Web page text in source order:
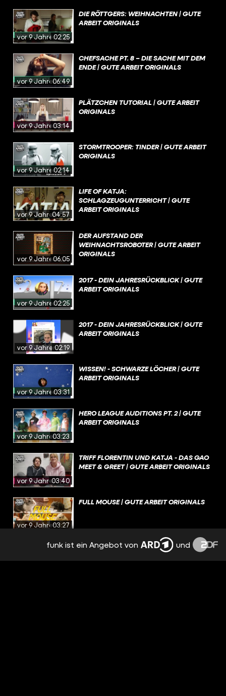
vor 9 Jahren02:25
DIE RÖTTGERS: WEIHNACHTEN | GUTE
ARBEIT ORIGINALS
vor 9 Jahren06:49
CHEFSACHE PT. 8 – DIE SACHE MIT DEM
ENDE | GUTE ARBEIT ORIGINALS
vor 9 Jahren03:14
PLÄTZCHEN TUTORIAL | GUTE ARBEIT
ORIGINALS
vor 9 Jahren02:14
STORMTROOPER: TINDER | GUTE ARBEIT
ORIGINALS
vor 9 Jahren04:57
LIFE OF KATJA:
SCHLAGZEUGUNTERRICHT | GUTE
ARBEIT ORIGINALS
vor 9 Jahren06:05
DER AUFSTAND DER
WEIHNACHTSROBOTER | GUTE ARBEIT
ORIGINALS
vor 9 Jahren02:25
2017 - DEIN JAHRESRÜCKBLICK | GUTE
ARBEIT ORIGINALS
vor 9 Jahren02:19
2017 - DEIN JAHRESRÜCKBLICK | GUTE
ARBEIT ORIGINALS
vor 9 Jahren03:31
WISSEN! - SCHWARZE LÖCHER | GUTE
ARBEIT ORIGINALS
vor 9 Jahren03:23
HERO LEAGUE AUDITIONS PT. 2 | GUTE
ARBEIT ORIGINALS
vor 9 Jahren03:40
TRIFF FLORENTIN UND KATJA - DAS GAO
MEET & GREET | GUTE ARBEIT ORIGINALS
vor 9 Jahren03:27
FULL MOUSE | GUTE ARBEIT ORIGINALS
CHEFSACHE PT. 7 – DIE SACHE MIT DEM
LAUNCH | GUTE ARBEIT ORIGINALS
funk ist ein Angebot von und